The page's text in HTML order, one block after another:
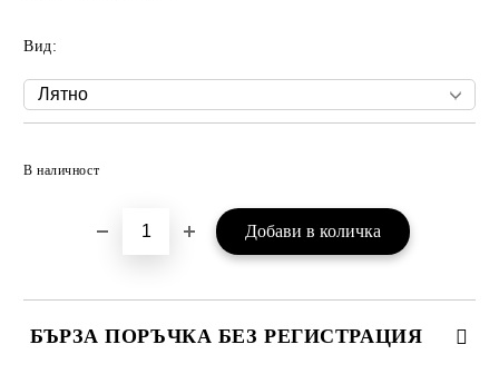
Вид:
В наличност
БЪРЗА ПОРЪЧКА БЕЗ РЕГИСТРАЦИЯ